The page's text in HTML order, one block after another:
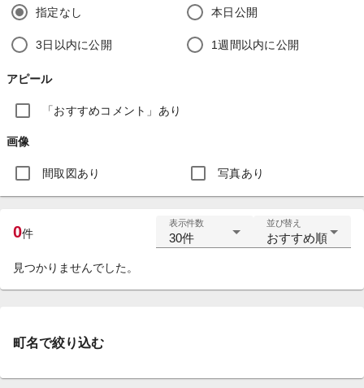
指定なし 本日公開
3日以内に公開 1週間以内に公開
アピール
「おすすめコメント」あり
画像
間取図あり 写真あり
0件
表示件数
30件
並び替え
おすすめ順
見つかりませんでした。
町名で絞り込む